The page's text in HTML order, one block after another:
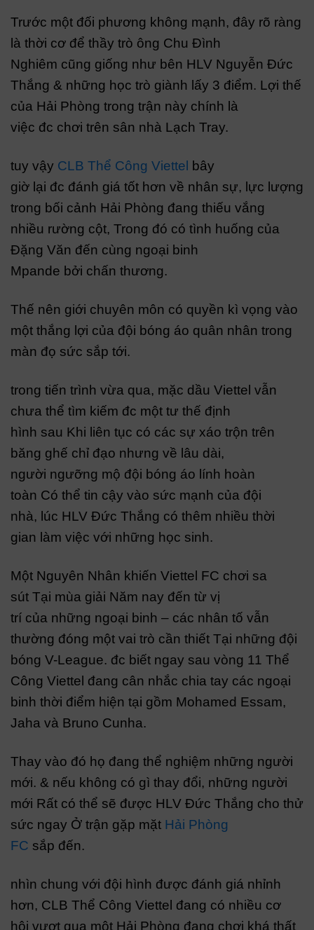
Trước một đối phương không mạnh, đây rõ ràng
là thời cơ để thầy trò ông Chu Đình
Nghiêm cũng giống như bên HLV Nguyễn Đức
Thắng & những học trò giành lấy 3 điểm. Lợi thế
của Hải Phòng trong trận này chính là
việc đc chơi trên sân nhà Lạch Tray.
tuy vậy CLB Thể Công Viettel
bây
giờ lại đc đánh giá tốt hơn về nhân sự, lực lượng
trong bối cảnh Hải Phòng đang thiếu vắng
nhiều rường cột, Trong đó có tình huống của
Đặng Văn đến cùng ngoại binh
Mpande bởi chấn thương.
Thế nên giới chuyên môn có quyền kì vọng vào
một thắng lợi của đội bóng áo quân nhân trong
màn đọ sức sắp tới.
trong tiến trình vừa qua, mặc dầu Viettel vẫn
chưa thể tìm kiếm đc một tư thế định
hình sau Khi liên tục có các sự xáo trộn trên
băng ghế chỉ đạo nhưng về lâu dài,
người ngưỡng mộ đội bóng áo lính hoàn
toàn Có thể tin cậy vào sức mạnh của đội
nhà, lúc HLV Đức Thắng có thêm nhiều thời
gian làm việc với những học sinh.
Một Nguyên Nhân khiến Viettel FC chơi sa
sút Tại mùa giải Năm nay đến từ vị
trí của những ngoại binh – các nhân tố vẫn
thường đóng một vai trò cần thiết Tại những đội
bóng V-League. đc biết ngay sau vòng 11 Thể
Công Viettel đang cân nhắc chia tay các ngoại
binh thời điểm hiện tại gồm Mohamed Essam,
Jaha và Bruno Cunha.
Thay vào đó họ đang thể nghiệm những người
mới. & nếu không có gì thay đổi, những người
mới Rất có thể sẽ được HLV Đức Thắng cho thử
sức ngay Ở trận gặp mặt Hải Phòng
FC sắp đến.
nhìn chung với đội hình được đánh giá nhỉnh
hơn, CLB Thể Công Viettel đang có nhiều cơ
hội vượt qua một Hải Phòng đang chơi khá thất